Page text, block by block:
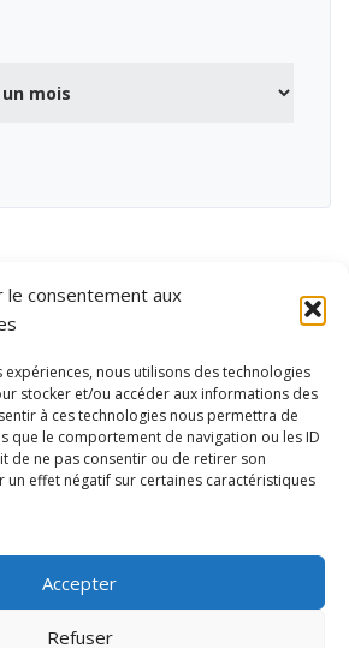
le consentement aux
nous utilisons des technologies
stocker et/ou accéder aux informations des
à ces technologies nous permettra de
que le comportement de navigation ou les ID
de ne pas consentir ou de retirer son
un effet négatif sur certaines caractéristiques
Accepter
Refuser
et de loisirs
Contact